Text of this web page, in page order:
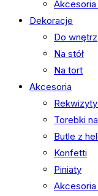
Dekoracje
Do wnętrz
Na stół
Na tort
Akcesoria
Torebki
Butle z
Konfetti
Piniaty